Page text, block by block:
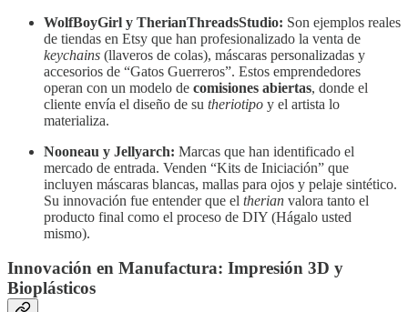
WolfBoyGirl y TherianThreadsStudio: Son ejemplos reales
de tiendas en Etsy que han profesionalizado la venta de
keychains (llaveros de colas), máscaras personalizadas y
accesorios de “Gatos Guerreros”. Estos emprendedores
operan con un modelo de comisiones abiertas, donde el
cliente envía el diseño de su theriotipo y el artista lo
materializa.
Nooneau y Jellyarch: Marcas que han identificado el
mercado de entrada. Venden “Kits de Iniciación” que
incluyen máscaras blancas, mallas para ojos y pelaje sintético.
Su innovación fue entender que el therian valora tanto el
producto final como el proceso de DIY (Hágalo usted
mismo).
Innovación en Manufactura: Impresión 3D y
Bioplásticos